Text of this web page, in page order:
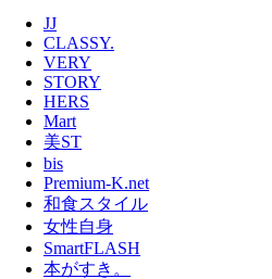
JJ
CLASSY.
VERY
STORY
HERS
Mart
美ST
bis
Premium-K.net
和食スタイル
女性自身
SmartFLASH
本がすき。